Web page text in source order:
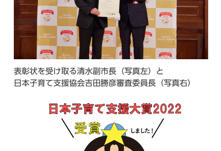
表彰状を受け取る清水副市長（写真左）と
日本子育て支援協会吉田勝彦審査委員長（写真右）